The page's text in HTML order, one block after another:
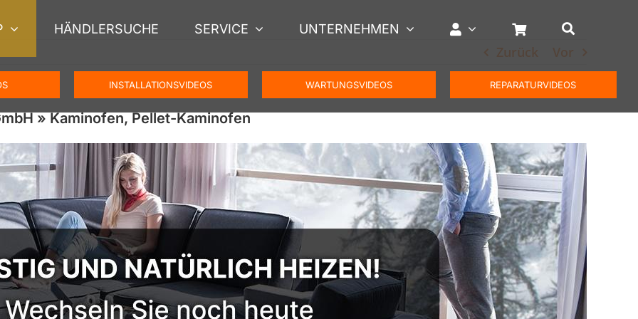
HÄNDLERSUCHE SERVICE UNTERNEHMEN
INSTALLATIONSVIDEOS WARTUNGSVIDEOS REPARATURVIDEOS
Zurück Vor
» Kaminofen, Pellet-Kaminofen